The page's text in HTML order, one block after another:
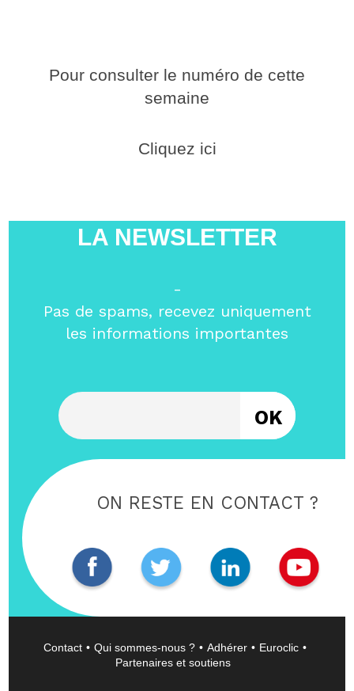
Pour consulter le numéro de cette
semaine
Cliquez ici
LA NEWSLETTER
-
Pas de spams, recevez uniquement
les informations importantes
ON RESTE EN CONTACT ?
Contact Qui sommes-nous ? Adhérer
Euroclic
Partenaires et soutiens